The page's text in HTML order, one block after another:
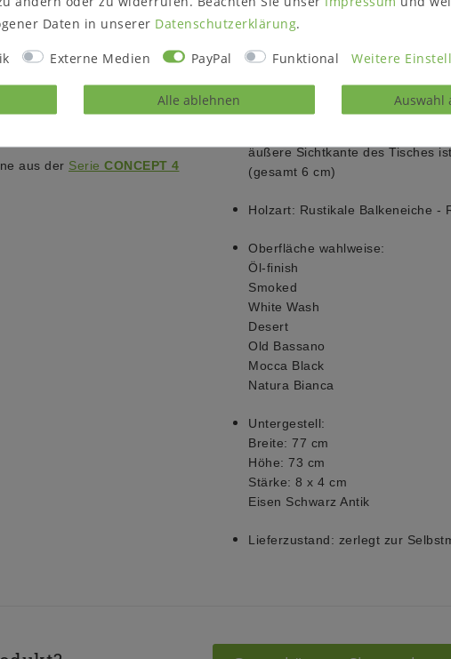
antiken „MANCHESTER“
moderne
Rissen betont den
individuelles Ambiente
dem Tisch Stabilität sowie
nicht im Lieferumfang
aus der Serie CONCEPT 4
Länge:
Breite:100 cm
äußere Sichtkante des Tisches
(gesamt 6 cm)
Holzart: Rustikale Balkeneiche -
Oberfläche wahlweise:
Öl-finish
Smoked
White Wash
Desert
Old Bassano
Mocca Black
Natura Bianca
Untergestell:
Breite: 77 cm
Höhe: 73 cm
Stärke: 8 x 4 cm
Eisen Schwarz Antik
Lieferzustand: zerlegt zur
Daten in unserer Daten­schutz­erklärung.
Externe Medien PayPal Funktional Weitere
Alle ablehnen Auswahl